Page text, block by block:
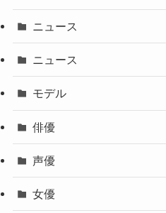
ニュース
ニュース
モデル
俳優
声優
女優